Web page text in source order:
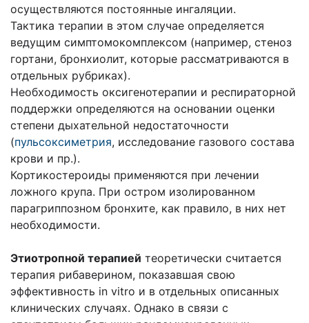
осуществляются постоянные ингаляции.
Тактика терапии в этом случае определяется
ведущим симптомокомплексом (например, стеноз
гортани, бронхиолит, которые рассматриваются в
отдельных рубриках).
Необходимость оксигенотерапии и респираторной
поддержки определяются на основании оценки
степени дыхательной недостаточности
(пульсоксиметрия, исследование газового состава
крови и пр.).
Кортикостероиды применяются при лечении
ложного крупа. При остром изолированном
парагриппозном бронхите, как правило, в них нет
необходимости.
Этиотропной терапией теоретически считается
терапия рибаверином, показавшая свою
эффективность in vitro и в отдельных описанных
клинических случаях. Однако в связи с